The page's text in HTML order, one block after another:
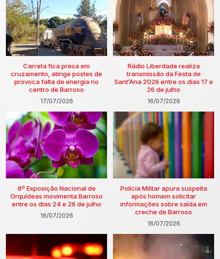
Carreta fica presa em
cruzamento, atinge postes de
provoca falta de energia no
centro de Barroso
17/07/2026
Rádio Liberdade realiza
transmissão da Festa de
Sant’Ana 2026 entre os dias 17 e
26 de julho
16/07/2026
8º Exposição Nacional de
Orquídeas movimenta Barroso
entre os dias 24 e 26 de julho
16/07/2026
Polícia Militar apura suspeita
após homem solicitar
informações sobre saída em
creche de Barroso
16/07/2026